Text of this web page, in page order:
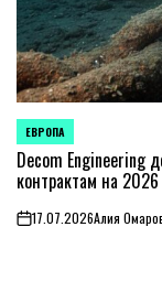
ОПУБЛИКОВАНО
В
ЕВРОПА
Decom Engineering
контрактам на
on17.07.2026Алия